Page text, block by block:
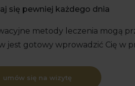
się pewniej każdego dnia
metody leczenia mogą
jest gotowy wprowadzić Cię w
umów się na wizytę